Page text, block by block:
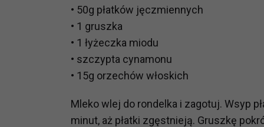
• 50g płatków jęczmiennych
• 1 gruszka
• 1 łyżeczka miodu
• szczypta cynamonu
• 15g orzechów włoskich
Mleko wlej do rondelka i zagotuj. Wsyp
minut, aż płatki zgęstnieją. Gruszkę
szczegółowo tutaj.
Każde przetwarzanie Twoich
Podstawą prawną przetwarzania
analizowania ich i
prawną dla pomiarów
Przetwarzanie Twoich danych w